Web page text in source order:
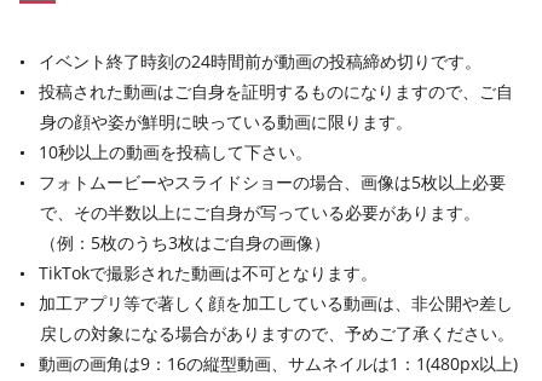
イベント終了時刻の24時間前が動画の投稿締め切りです。
投稿された動画はご自身を証明するものになりますので、ご自
身の顔や姿が鮮明に映っている動画に限ります。
10秒以上の動画を投稿して下さい。
フォトムービーやスライドショーの場合、画像は5枚以上必要
で、その半数以上にご自身が写っている必要があります。
（例：5枚のうち3枚はご自身の画像）
TikTokで撮影された動画は不可となります。
加工アプリ等で著しく顔を加工している動画は、非公開や差し
戻しの対象になる場合がありますので、予めご了承ください。
動画の画角は9：16の縦型動画、サムネイルは1：1(480px以上)